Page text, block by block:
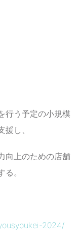
行う予定の小規模
し、
向上のための店舗
。
2024/